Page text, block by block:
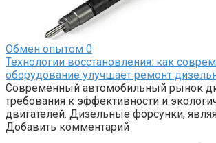
Обмен опытом 0
Технологии восстановления: как
оборудование улучшает ремонт
Современный автомобильный рынок
требования к эффективности и
двигателей. Дизельные форсунки,
Добавить комментарий